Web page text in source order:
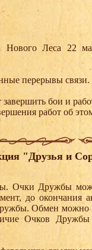
Леса 22
перерывы связи.
завершить бои и
работ об
"Друзья и
Очки Дружбы
до окончания
Обмен можно
Очков Дружбы